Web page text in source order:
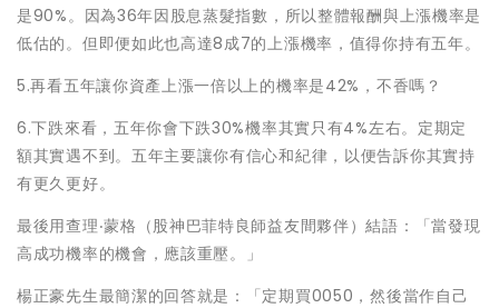
是90%。因為36年因股息蒸髮指數，所以整體報酬與上漲機率是
低估的。但即便如此也高達8成7的上漲機率，值得你持有五年。
5.再看五年讓你資產上漲一倍以上的機率是42%，不香嗎？
6.下跌來看，五年你會下跌30%機率其實只有4%左右。定期定
額其實遇不到。五年主要讓你有信心和紀律，以便告訴你其實持
有更久更好。
最後用查理‧蒙格（股神巴菲特良師益友間夥伴）結語：「當發現
高成功機率的機會，應該重壓。」
楊正豪先生最簡潔的回答就是：「定期買0050，然後當作自己